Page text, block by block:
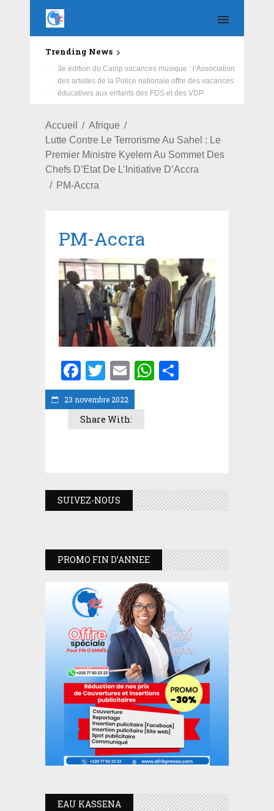
Trending News
Education : la fédération de la Russie rénove les
écoles primaire et collège du Camp Général
Aboubacar Sangoulé Lamizana
Accueil
Afrique
Lutte Contre Le Terrorisme Au Sahel : Le
Premier Ministre Kyelem Au Sommet Des
Chefs D’Etat De L’Initiative D’Accra
PM-Accra
23 novembre 2022
PM-Accra
Facebook
Twitter
EmailWhatsApp
Share With:
SUIVEZ-NOUS
PROMO FIN D’ANNEE
EAU KASSENA